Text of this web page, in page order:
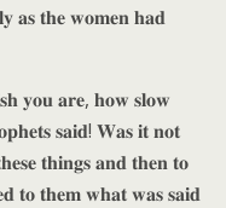
𝐚𝐬 𝐭𝐡𝐞 𝐰𝐨𝐦𝐞𝐧 𝐡𝐚𝐝
𝐲𝐨𝐮 𝐚𝐫𝐞, 𝐡𝐨𝐰 𝐬𝐥𝐨𝐰
𝐬𝐚𝐢𝐝! 𝐖𝐚𝐬 𝐢𝐭 𝐧𝐨𝐭
𝐭𝐡𝐢𝐧𝐠𝐬 𝐚𝐧𝐝 𝐭𝐡𝐞𝐧 𝐭𝐨
𝐭𝐨 𝐭𝐡𝐞𝐦 𝐰𝐡𝐚𝐭 𝐰𝐚𝐬 𝐬𝐚𝐢𝐝